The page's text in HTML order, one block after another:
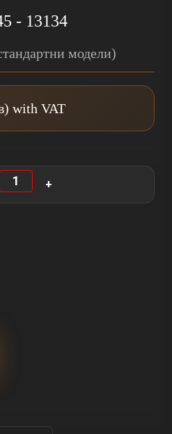
- 13134
модели)
with VAT